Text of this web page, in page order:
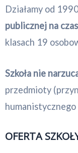
Działamy od
publicznej na
klasach 19
Szkoła nie
przedmioty
OFERTA